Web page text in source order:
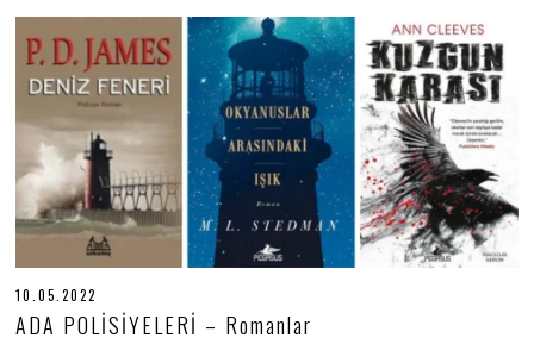
0
2
2
10.05.2022
0
.
ADA POLİSİYELERİ – Romanlar